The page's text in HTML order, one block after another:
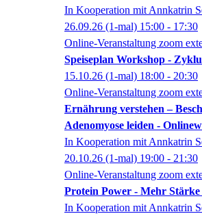
In Kooperation mit Annkatrin
26.09.26 (1-mal) 15:00 - 17:30
Online-Veranstaltung zoom
Speiseplan Workshop -
15.10.26 (1-mal) 18:00 - 20:30
Online-Veranstaltung zoom
Ernährung verstehen –
Adenomyose leiden -
In Kooperation mit Annkatrin
20.10.26 (1-mal) 19:00 - 21:30
Online-Veranstaltung zoom
Protein Power - Mehr
In Kooperation mit Annkatrin